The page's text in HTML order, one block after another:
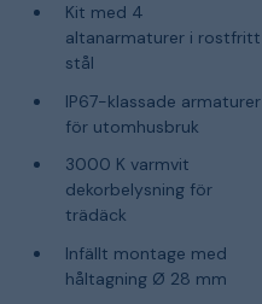
Kit med 4
altanarmaturer i rostfritt
stål
IP67-klassade armaturer
för utomhusbruk
3000 K varmvit
dekorbelysning för
trädäck
Infällt montage med
håltagning Ø 28 mm